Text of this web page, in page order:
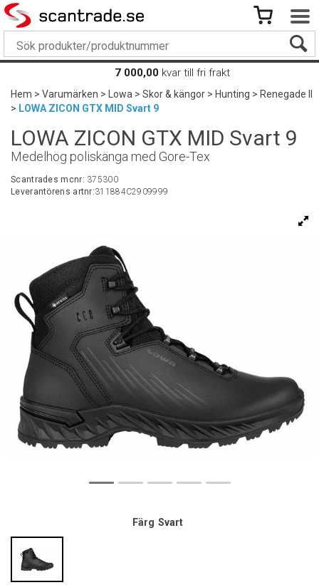
7 000,00 kvar till fri frakt
Hem>Varumärken> Lowa>Skor & kängor>Hunting>Renegade II
> LOWA ZICON GTX MID Svart 9
LOWA ZICON GTX MID Svart 9
Medelhög poliskänga med Gore-Tex
Scantrades mcnr: 375300
Leverantörens artnr:311884C2909999
Färg Svart